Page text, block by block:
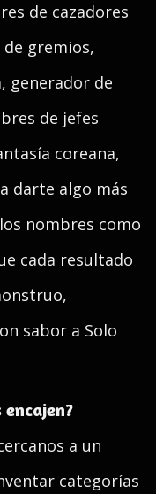
de cazadores
gremios,
generador de
de jefes
coreana,
darte algo más
nombres como
cada resultado
sabor a Solo
encajen?
a un
categorías